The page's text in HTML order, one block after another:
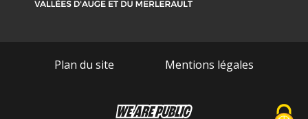
Plan du site Mentions légales